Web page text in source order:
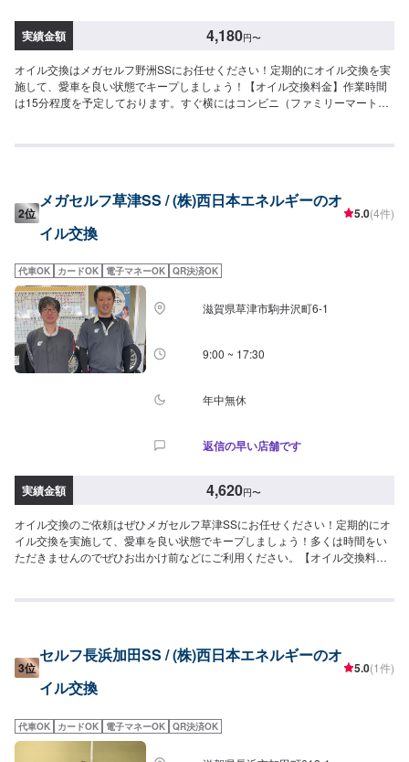
実績金額 4,180円〜
オイル交換はメガセルフ野洲SSにお任せください！定期的にオイル交換を実
施して、愛車を良い状態でキープしましょう！【オイル交換料金】作業時間
は15分程度を予定しております。すぐ横にはコンビニ（ファミリーマート野
5W-40▶︎3,300円／L（輸入車・スポーツ車対応）・0W-8.▶︎1,980円（環境対
応）・10W-30▶︎1,210円（幅広い車種に対応）<ディーゼル車用>・5W-
30▶︎1,590円（DPF装置ディーゼル乗用車）・10W-30▶︎1,370円（DPF装置
ディーゼルトラック・バス）-----------その他料金----------->>オイルフィルター
2位
メガセルフ草津SS / (株)西日本エネルギーのオ
イル交換
5.0(4件)
代車OK カードOK 電子マネーOK QR決済OK
滋賀県草津市駒井沢町6-1
9:00 ~ 17:30
年中無休
返信の早い店舗です
実績金額 4,620円〜
オイル交換のご依頼はぜひメガセルフ草津SSにお任せください！定期的にオ
イル交換を実施して、愛車を良い状態でキープしましょう！多くは時間をい
ただきませんのでぜひお出かけ前などにご利用ください。【オイル交換料
ン車用：プレミアム>・5W-40▶︎3,630円／L（輸入車・スポーツ車対応）・
30▶︎1,760円（幅広い車種に対応）・10W-30▶︎1,540円（幅広い車種に対
応）<ディーゼル車用>・5W-30▶︎1,920円（DPF装置ディーゼル乗用車）・
10W-30▶︎1,700円（DPF装置ディーゼルトラック・バス）-----------その他料
／台
3位
セルフ長浜加田SS / (株)西日本エネルギーのオ
イル交換
5.0(1件)
代車OK カードOK 電子マネーOK QR決済OK